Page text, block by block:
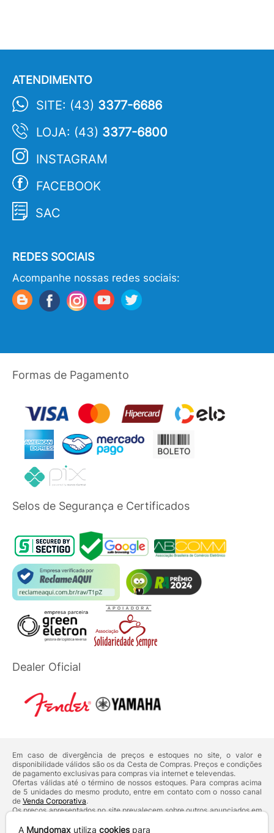
ATENDIMENTO
SITE: (43) 3377-6686
LOJA: (43) 3377-6800
INSTAGRAM
FACEBOOK
SAC
REDES SOCIAIS
Acompanhe nossas redes sociais:
Formas de Pagamento
Selos de Segurança e Certificados
Dealer Oficial
Em caso de divergência de preços e estoques no site, o valor e
disponibilidade válidos são os da Cesta de Compras. Preços e condições
de pagamento exclusivas para compras via internet e televendas.
Ofertas válidas até o término de nossos estoques. Para compras acima
de 5 unidades do mesmo produto, entre em contato com o nosso canal
de Venda Corporativa.
Os preços apresentados no site prevalecem sobre outros anunciados em
Defesa do Consumidor:Lei nº 8.078.
A Mundomax utiliza cookiespara